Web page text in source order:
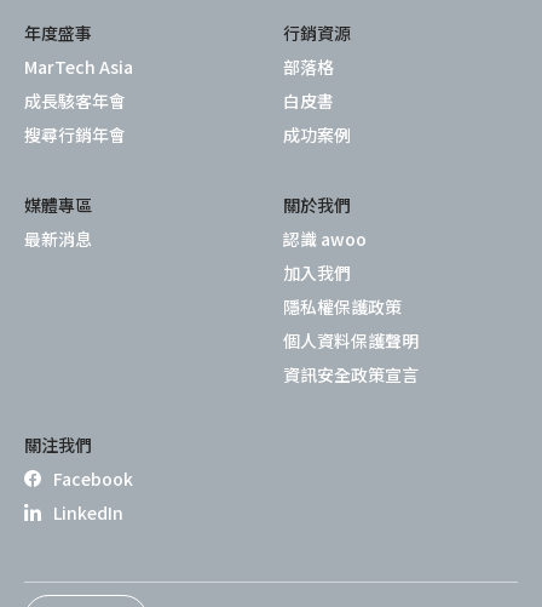
年度盛事
MarTech Asia
成長駭客年會
搜尋行銷年會
行銷資源
部落格
白皮書
成功案例
媒體專區
最新消息
關於我們
認識 awoo
加入我們
隱私權保護政策
個人資料保護聲明
資訊安全政策宣言
關注我們
Facebook
LinkedIn